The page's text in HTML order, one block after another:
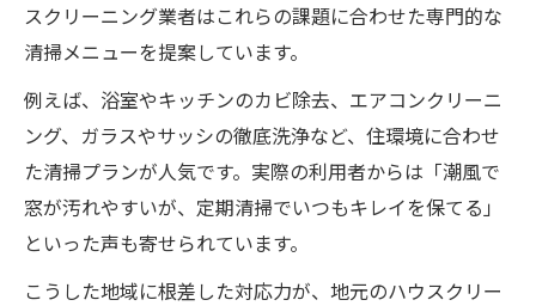
スクリーニング業者はこれらの課題に合わせた専門的な
清掃メニューを提案しています。
例えば、浴室やキッチンのカビ除去、エアコンクリーニ
ング、ガラスやサッシの徹底洗浄など、住環境に合わせ
た清掃プランが人気です。実際の利用者からは「潮風で
窓が汚れやすいが、定期清掃でいつもキレイを保てる」
といった声も寄せられています。
こうした地域に根差した対応力が、地元のハウスクリー